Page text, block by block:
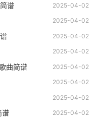
2025-04-02
谱
2025-04-02
2025-04-02
2025-04-02
2025-04-02
曲简谱
2025-04-02
2025-04-02
2025-04-02
谱